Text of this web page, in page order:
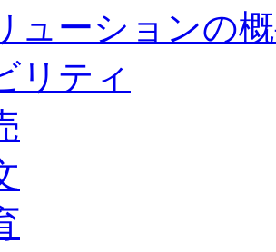
ューションの
リティ